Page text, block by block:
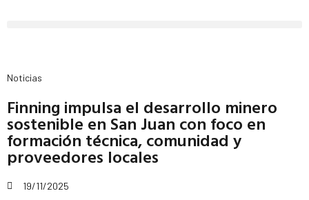
Noticias
Finning impulsa el desarrollo minero
sostenible en San Juan con foco en
formación técnica, comunidad y
proveedores locales
19/11/2025